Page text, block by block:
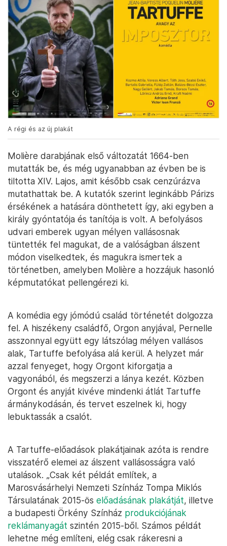
A régi és az új plakát
Molière darabjának első változatát 1664-ben
mutatták be, és még ugyanabban az évben be is
tiltotta XIV. Lajos, amit később csak cenzúrázva
mutathattak be. A kutatók szerint leginkább Párizs
érsékének a hatására dönthetett így, aki egyben a
király gyóntatója és tanítója is volt. A befolyásos
udvari emberek ugyan mélyen vallásosnak
tüntették fel magukat, de a valóságban álszent
módon viselkedtek, és magukra ismertek a
történetben, amelyben Molière a hozzájuk hasonló
képmutatókat pellengérezi ki.
A komédia egy jómódú család történetét dolgozza
fel. A hiszékeny családfő, Orgon anyjával, Pernelle
asszonnyal együtt egy látszólag mélyen vallásos
alak, Tartuffe befolyása alá kerül. A helyzet már
azzal fenyeget, hogy Orgont kiforgatja a
vagyonából, és megszerzi a lánya kezét. Közben
Orgont és anyját kivéve mindenki átlát Tartuffe
ármánykodásán, és tervet eszelnek ki, hogy
lebuktassák a csalót.
A Tartuffe-előadások plakátjainak azóta is rendre
visszatérő elemei az álszent vallásosságra való
utalások. „Csak két példát említek, a
Marosvásárhelyi Nemzeti Színház Tompa Miklós
Társulatának 2015-ös előadásának plakátját, illetve
a budapesti Örkény Színház produkciójának
reklámanyagát szintén 2015-ből. Számos példát
lehetne még említeni, elég csak rákeresni a